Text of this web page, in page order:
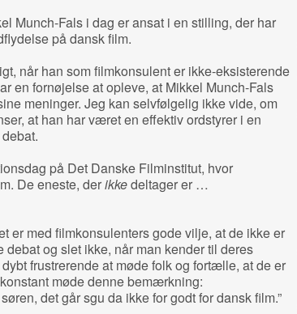
Munch-Fals i dag er ansat i en stilling, der har
på dansk film.
når han som filmkonsulent er ikke-eksisterende
en fornøjelse at opleve, at Mikkel Munch-Fals
meninger. Jeg kan selvfølgelig ikke vide, om
at han har været en effektiv ordstyrer i en
på Det Danske Filminstitut, hvor
De eneste, derikkedeltager er …
er med filmkonsulenters gode vilje, at de ikke er
og slet ikke, når man kender til deres
frustrerende at møde folk og fortælle, at de er
møde denne bemærkning:
det går sgu da ikke for godt for dansk film.”